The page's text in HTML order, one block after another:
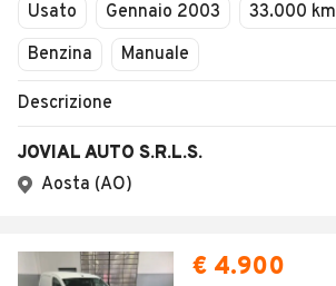
Usato Gennaio 2003 33.000 km
Benzina
Manuale
Descrizione
JOVIAL AUTO S.R.L.S.
Aosta (AO)
€ 4.900